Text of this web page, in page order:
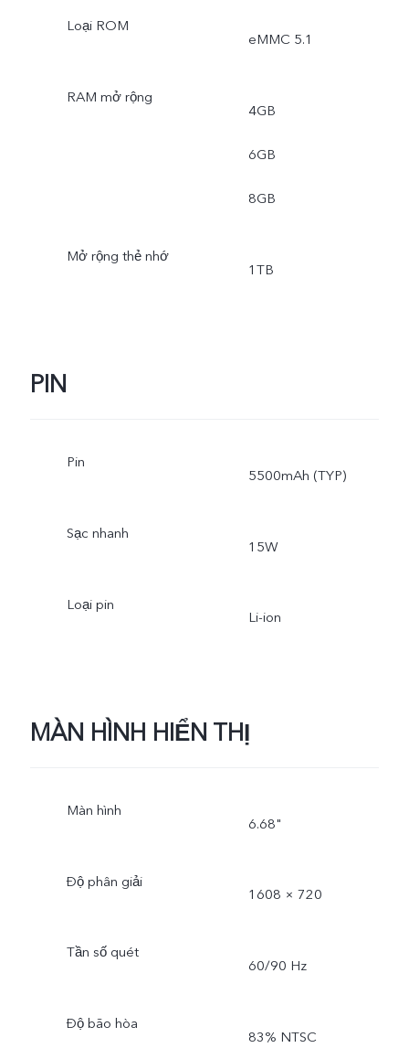
Loại ROM
eMMC 5.1
RAM mở rộng
4GB
6GB
8GB
Mở rộng thẻ nhớ
1TB
PIN
Pin
5500mAh (TYP)
Sạc nhanh
15W
Loại pin
Li-ion
MÀN HÌNH HIỂN THỊ
Màn hình
6.68"
Độ phân giải
1608 × 720
Tần số quét
60/90 Hz
Độ bão hòa
83% NTSC